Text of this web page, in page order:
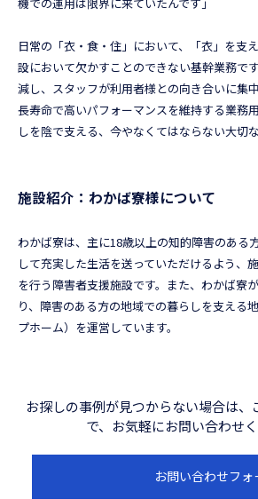
日常の「衣・食・住」において、「衣」を支
設において欠かすことのできない基幹業務で
減し、スタッフが利用者様との向き合いに集
長寿命で高いパフォーマンスを維持する業務
しを陰で支える、今やなくてはならない大切
施設紹介：わかば寮様について
わかば寮は、主に18歳以上の知的障害のある
して充実した生活を送っていただけるよう、
を行う障害者支援施設です。また、わかば寮
り、障害のある方の地域での暮らしを支える
プホーム）を運営しています。
お探しの事例が見つからない場合は、
で、お気軽にお問い合わせく
お問い合わせフォ